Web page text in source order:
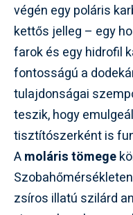
végén egy poláris
kettős jelleg – egy
farok és egy hidrofil
fontosságú a
tulajdonságai
teszik, hogy
tisztítószerként is
Amoláris tömege
zsíros illatú szilárd